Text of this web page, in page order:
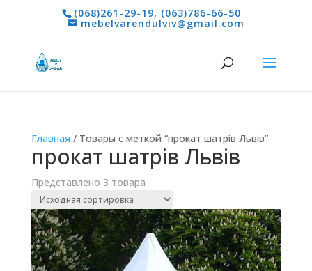
(068)261-29-19, (063)786-66-50
mebelvarendulviv@gmail.com
Главная / Товары с меткой “прокат шатрів Львів”
прокат шатрів Львів
Представлено 3 товара